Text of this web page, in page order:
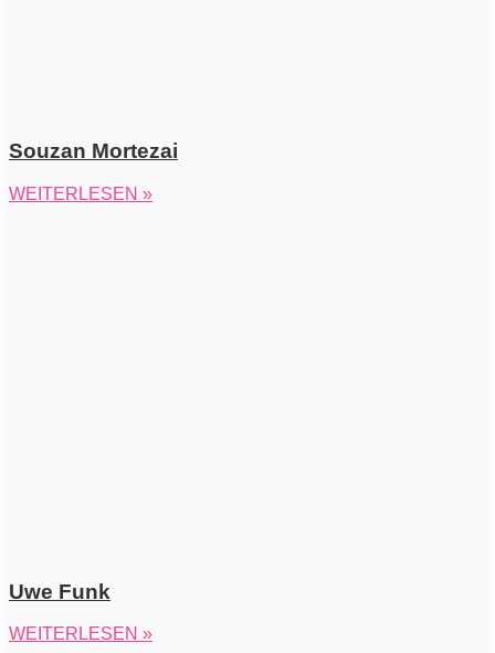
Souzan Mortezai
WEITERLESEN »
Uwe Funk
WEITERLESEN »